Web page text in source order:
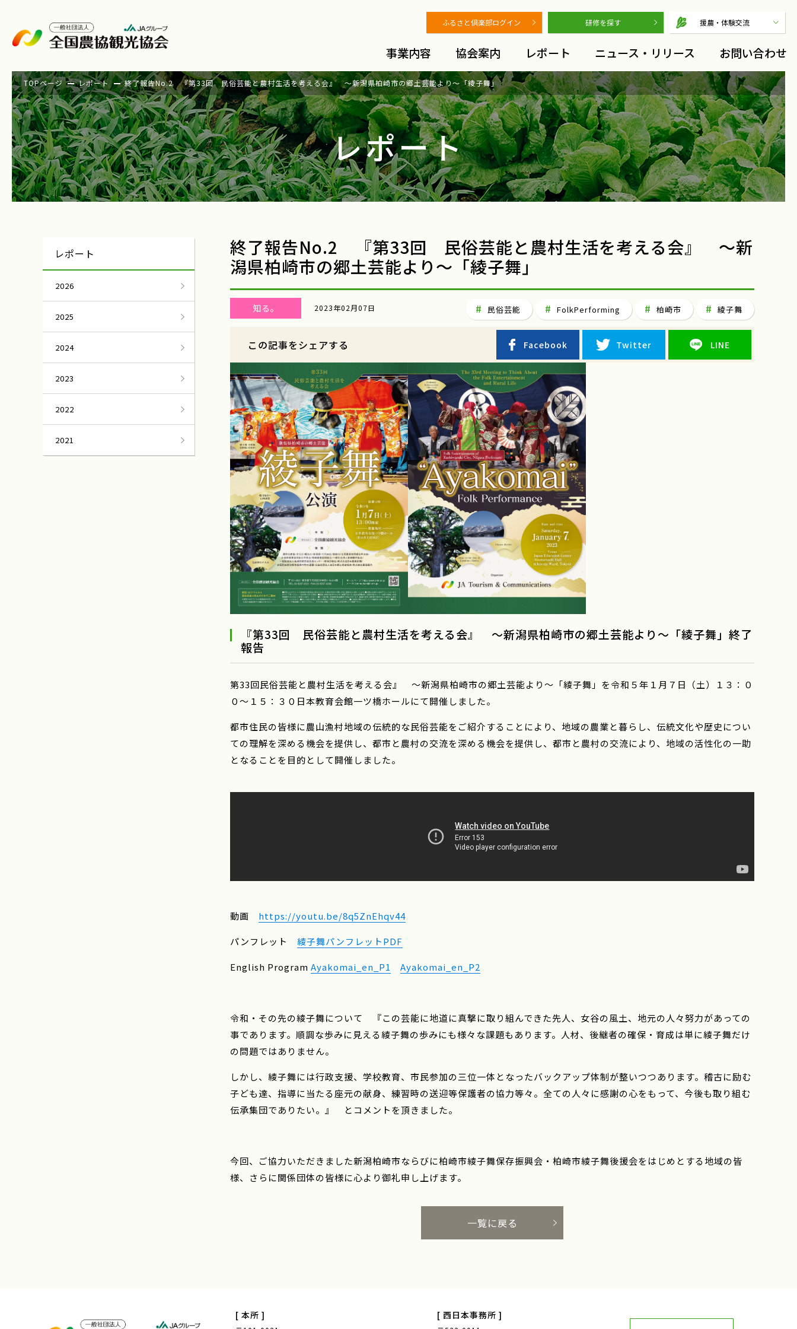
ふるさと倶楽部ログイン 研修を探す 援農・体験交流
事業内容 協会案内 レポート ニュース・リリース お問い合わせ
TOPページ レポート 終了報告No.2 『第33回 民俗芸能と農村生活を考える会』 ～新潟県柏崎市の郷土芸能より～「綾子舞」
レポート
終了報告No.2 『第33回 民俗芸能と農村生活を考える会』 ～新
潟県柏崎市の郷土芸能より～「綾子舞」
知る。 2023年02月07日 民俗芸能 FolkPerforming 柏崎市 綾子舞
この記事をシェアする Facebook Twitter LINE
『第33回 民俗芸能と農村生活を考える会』 ～新潟県柏崎市の郷土芸能より～「綾子舞」終了
報告
第33回民俗芸能と農村生活を考える会』 ～新潟県柏崎市の郷土芸能より～「綾子舞」を令和５年１月７日（土）１３：０
０～１５：３０日本教育会館一ツ橋ホールにて開催しました。
都市住民の皆様に農山漁村地域の伝統的な民俗芸能をご紹介することにより、地域の農業と暮らし、伝統文化や歴史につい
ての理解を深める機会を提供し、都市と農村の交流を深める機会を提供し、都市と農村の交流により、地域の活性化の一助
となることを目的として開催しました。
動画 https://youtu.be/8q5ZnEhqv44
パンフレット 綾子舞パンフレットPDF
English Program Ayakomai_en_P1 Ayakomai_en_P2
令和・その先の綾子舞について 『この芸能に地道に真撃に取り組んできた先人、女谷の風土、地元の人々努力があっての
事であります。順調な歩みに見える綾子舞の歩みにも様々な課題もあります。人材、後継者の確保・育成は単に綾子舞だけ
の問題ではありません。
しかし、綾子舞には行政支援、学校教育、市民参加の三位一体となったバックアップ体制が整いつつあります。稽古に励む
子ども達、指導に当たる座元の献身、練習時の送迎等保護者の協力等々。全ての人々に感謝の心をもって、今後も取り組む
伝承集団でありたい。』 とコメントを頂きました。
今回、ご協力いただきました新潟柏崎市ならびに柏崎市綾子舞保存振興会・柏崎市綾子舞後援会をはじめとする地域の皆
様、さらに関係団体の皆様に心より御礼申し上げます。
一覧に戻る
レポート
2026
2025
2024
2023
2022
2021
[ 本所 ] [ 西日本事務所 ]